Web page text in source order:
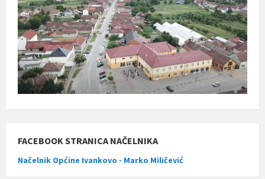
FACEBOOK STRANICA NAČELNIKA
Načelnik Općine Ivankovo - Marko Miličević